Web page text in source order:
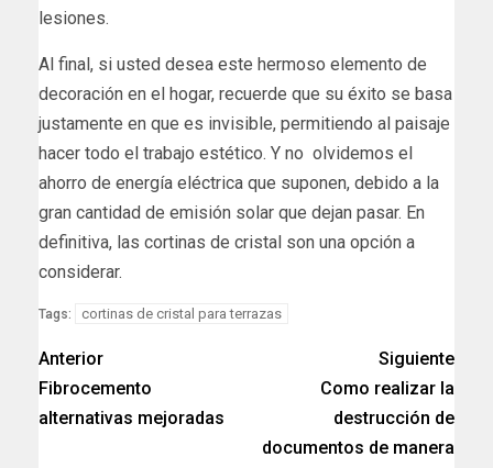
lesiones.
Al final, si usted desea este hermoso elemento de
decoración en el hogar, recuerde que su éxito se basa
justamente en que es invisible, permitiendo al paisaje
hacer todo el trabajo estético. Y no olvidemos el
ahorro de energía eléctrica que suponen, debido a la
gran cantidad de emisión solar que dejan pasar. En
definitiva, las cortinas de cristal son una opción a
considerar.
Tags: cortinas de cristal para terrazas
Anterior
Fibrocemento
alternativas mejoradas
Siguiente
Como realizar la
destrucción de
documentos de manera